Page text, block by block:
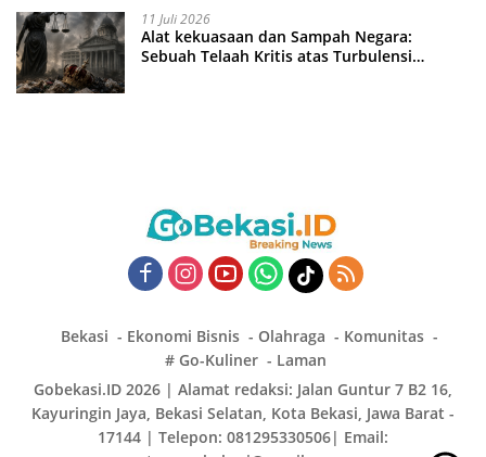
11 Juli 2026
Alat kekuasaan dan Sampah Negara:
Sebuah Telaah Kritis atas Turbulensi
Bekasi Ekonomi Bisnis Olahraga
Komunitas
# Go-Kuliner
Laman
Gobekasi.ID 2026 | Alamat redaksi: Jalan Guntur 7 B2 16,
Kayuringin Jaya, Bekasi Selatan, Kota Bekasi, Jawa Barat -
17144 | Telepon: 081295330506| Email: